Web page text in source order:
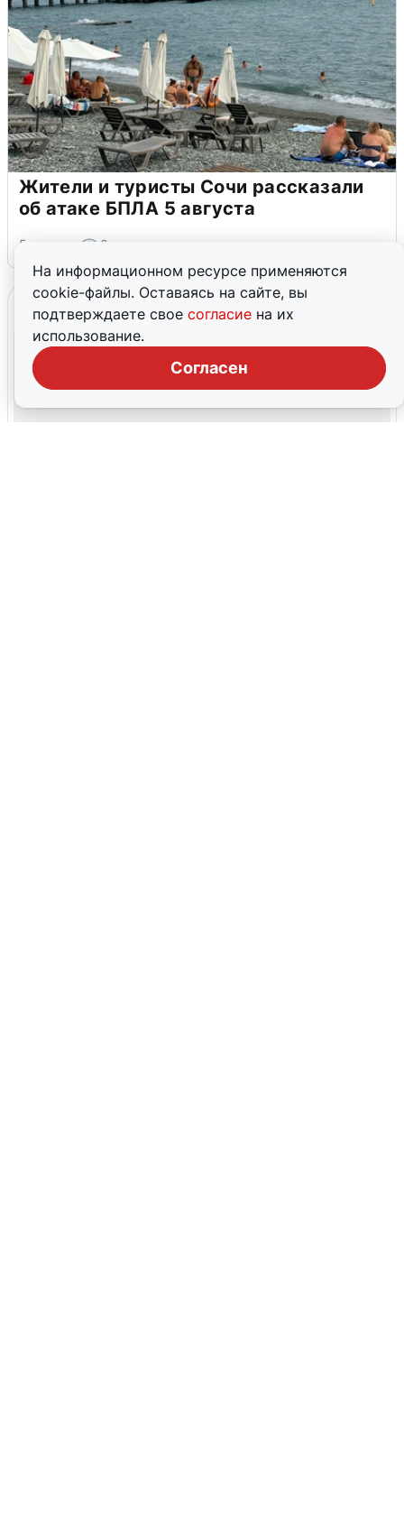
На информационном ресурсе применяются
cookie-файлы. Оставаясь на сайте, вы
подтверждаете свое согласие на их
использование.
Согласен
Жители и туристы Сочи рассказали
об атаке БПЛА 5 августа
5 августа 0